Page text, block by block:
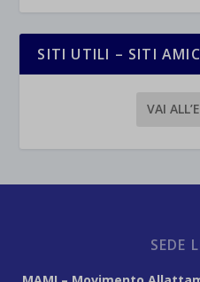
SITI UTILI – SITI
VAI
SEDE